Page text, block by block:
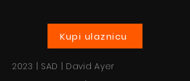
Kupi ulaznicu
2023 | SAD | David Ayer